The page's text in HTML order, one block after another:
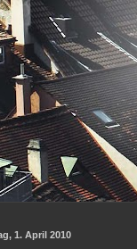
1. April 2010